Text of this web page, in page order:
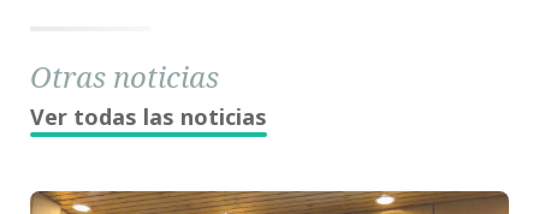
Otras noticias
Ver todas las noticias